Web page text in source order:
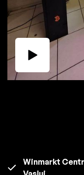
Winmarkt